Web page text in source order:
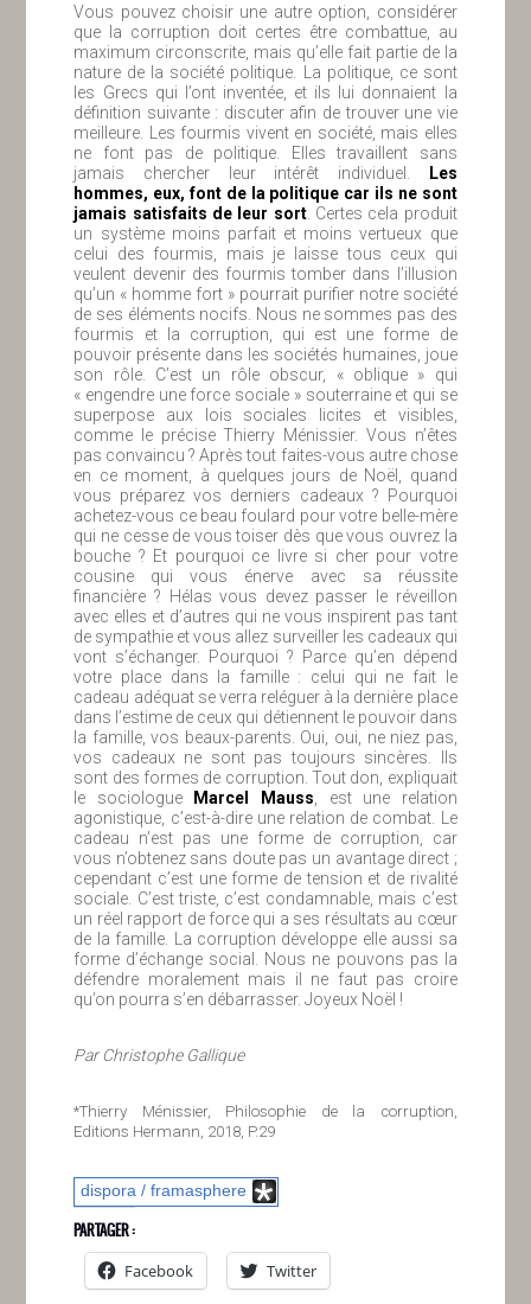
Vous pouvez choisir une autre option, considérer
que la corruption doit certes être combattue, au
maximum circonscrite, mais qu’elle fait partie de la
nature de la société politique. La politique, ce sont
les Grecs qui l’ont inventée, et ils lui donnaient la
définition suivante : discuter afin de trouver une vie
meilleure. Les fourmis vivent en société, mais elles
ne font pas de politique. Elles travaillent sans
jamais chercher leur intérêt individuel.
Les
hommes, eux, font de la politique car ils ne sont
jamais satisfaits de leur sort. Certes cela produit
un système moins parfait et moins vertueux que
celui des fourmis, mais je laisse tous ceux qui
veulent devenir des fourmis tomber dans l’illusion
qu’un « homme fort » pourrait purifier notre société
de ses éléments nocifs. Nous ne sommes pas des
fourmis et la corruption, qui est une forme de
pouvoir présente dans les sociétés humaines, joue
son rôle. C’est un rôle obscur, « oblique » qui
« engendre une force sociale » souterraine et qui se
superpose aux lois sociales licites et visibles,
comme le précise Thierry Ménissier. Vous n’êtes
pas convaincu ? Après tout faites-vous autre chose
en ce moment, à quelques jours de Noël, quand
vous préparez vos derniers cadeaux ? Pourquoi
achetez-vous ce beau foulard pour votre belle-mère
qui ne cesse de vous toiser dès que vous ouvrez la
bouche ? Et pourquoi ce livre si cher pour votre
cousine qui vous énerve avec sa réussite
financière ? Hélas vous devez passer le réveillon
avec elles et d’autres qui ne vous inspirent pas tant
de sympathie et vous allez surveiller les cadeaux qui
vont s’échanger. Pourquoi ? Parce qu’en dépend
votre place dans la famille : celui qui ne fait le
cadeau adéquat se verra reléguer à la dernière place
dans l’estime de ceux qui détiennent le pouvoir dans
la famille, vos beaux-parents. Oui, oui, ne niez pas,
vos cadeaux ne sont pas toujours sincères. Ils
sont des formes de corruption. Tout don, expliquait
le sociologue
Marcel Mauss , est une relation
agonistique, c’est-à-dire une relation de combat. Le
cadeau n’est pas une forme de corruption, car
vous n’obtenez sans doute pas un avantage direct ;
cependant c’est une forme de tension et de rivalité
sociale. C’est triste, c’est condamnable, mais c’est
un réel rapport de force qui a ses résultats au cœur
de la famille. La corruption développe elle aussi sa
forme d’échange social. Nous ne pouvons pas la
défendre moralement mais il ne faut pas croire
qu’on pourra s’en débarrasser. Joyeux Noël !
Par Christophe Gallique
*Thierry Ménissier, Philosophie de la corruption,
Editions Hermann, 2018, P.29
dispora / framasphere
PARTAGER :
Facebook
Twitter